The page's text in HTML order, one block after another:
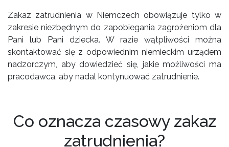
Zakaz zatrudnienia w Niemczech obowiązuje tylko w
zakresie niezbędnym do zapobiegania zagrożeniom dla
Pani lub Pani dziecka. W razie wątpliwości można
skontaktować się z odpowiednim niemieckim urządem
nadzorczym, aby dowiedzieć się, jakie możliwości ma
pracodawca, aby nadal kontynuować zatrudnienie.
Co oznacza czasowy zakaz
zatrudnienia?